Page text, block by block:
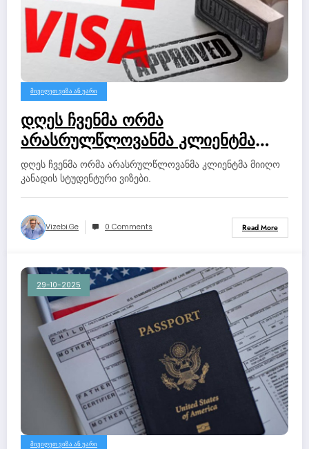
ᲛᲘᲕᲘᲦᲔᲗ ᲕᲘᲖᲐ ᲐᲜ ᲣᲐᲠᲘ
დღეს ჩვენმა ორმა
არასრულწლოვანმა კლიენტმა
მიიღო კანადის სტუდენტური
ვიზები.
დღეს ჩვენმა ორმა არასრულწლოვანმა კლიენტმა მიიღო
კანადის სტუდენტური ვიზები.
Vizebi.ge 0 Comments Read More
29-10-2025
ᲛᲘᲕᲘᲦᲔᲗ ᲕᲘᲖᲐ ᲐᲜ ᲣᲐᲠᲘ